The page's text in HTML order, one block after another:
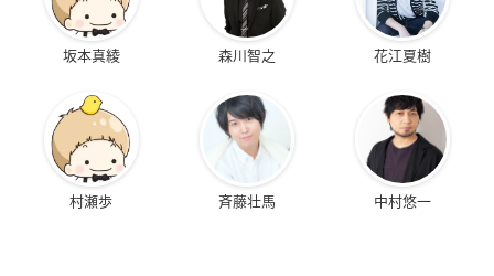
坂本真綾 森川智之 花江夏樹
村瀬歩 斉藤壮馬 中村悠一